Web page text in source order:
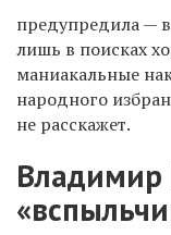
предупредила —
лишь в поисках
маниакальные
народного
не расскажет.